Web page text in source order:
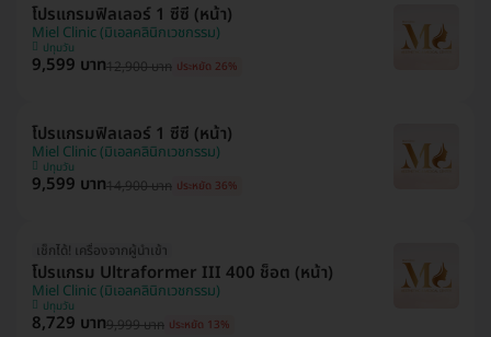
โปรแกรมฟิลเลอร์ 1 ซีซี (หน้า)
Miel Clinic (มิเอลคลินิกเวชกรรม)
ปทุมวัน
9,599 บาท12,900 บาท ประหยัด 26%
โปรแกรมฟิลเลอร์ 1 ซีซี (หน้า)
Miel Clinic (มิเอลคลินิกเวชกรรม)
ปทุมวัน
9,599 บาท14,900 บาท ประหยัด 36%
เช็กได้! เครื่องจากผู้นำเข้า
โปรแกรม Ultraformer III 400 ช็อต (หน้า)
Miel Clinic (มิเอลคลินิกเวชกรรม)
ปทุมวัน
8,729 บาท9,999 บาท ประหยัด 13%